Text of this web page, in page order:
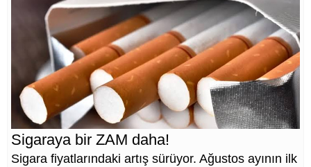
Sigaraya bir ZAM daha!
Sigara fiyatlarındaki artış sürüyor. Ağustos ayının ilk